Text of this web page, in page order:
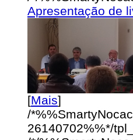
Apresentação de
[Mais]
/
26140702%%*/